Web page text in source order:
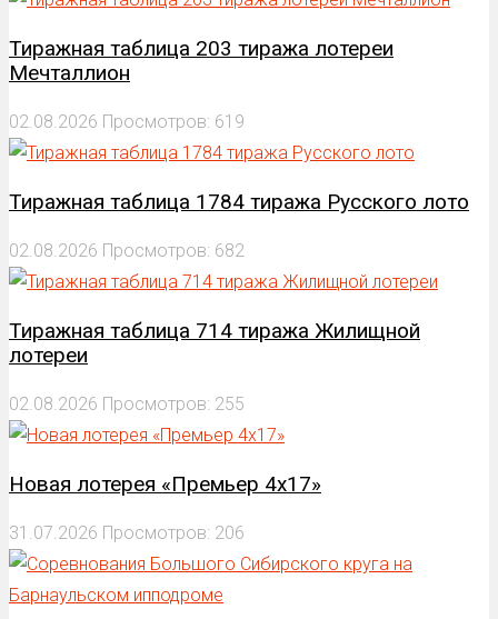
Тиражная таблица 203 тиража лотереи
Мечталлион
02.08.2026 Просмотров: 619
Тиражная таблица 1784 тиража Русского лото
02.08.2026 Просмотров: 682
Тиражная таблица 714 тиража Жилищной
лотереи
02.08.2026 Просмотров: 255
Новая лотерея «Премьер 4х17»
31.07.2026 Просмотров: 206